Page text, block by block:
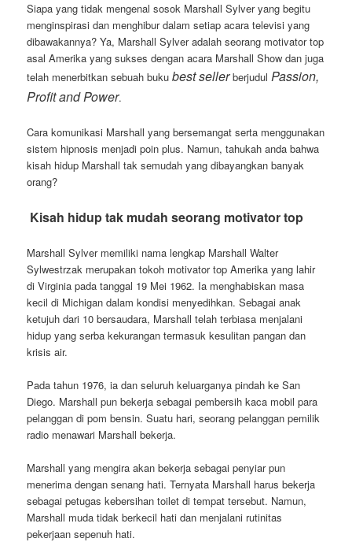
Siapa yang tidak mengenal sosok Marshall Sylver yang begitu
menginspirasi dan menghibur dalam setiap acara televisi yang
dibawakannya? Ya, Marshall Sylver adalah seorang motivator top
asal Amerika yang sukses dengan acara Marshall Show dan juga
telah menerbitkan sebuah bukubest sellerberjudulPassion,
Profit and Power.
Cara komunikasi Marshall yang bersemangat serta menggunakan
sistem hipnosis menjadi poin plus. Namun, tahukah anda bahwa
kisah hidup Marshall tak semudah yang dibayangkan banyak
orang?
Kisah hidup tak mudah seorang motivator top
Marshall Sylver memiliki nama lengkap Marshall Walter
Sylwestrzak merupakan tokoh motivator top Amerika yang lahir
di Virginia pada tanggal 19 Mei 1962. Ia menghabiskan masa
kecil di Michigan dalam kondisi menyedihkan. Sebagai anak
ketujuh dari 10 bersaudara, Marshall telah terbiasa menjalani
hidup yang serba kekurangan termasuk kesulitan pangan dan
krisis air.
Pada tahun 1976, ia dan seluruh keluarganya pindah ke San
Diego. Marshall pun bekerja sebagai pembersih kaca mobil para
pelanggan di pom bensin. Suatu hari, seorang pelanggan pemilik
radio menawari Marshall bekerja.
Marshall yang mengira akan bekerja sebagai penyiar pun
menerima dengan senang hati. Ternyata Marshall harus bekerja
sebagai petugas kebersihan toilet di tempat tersebut. Namun,
Marshall muda tidak berkecil hati dan menjalani rutinitas
pekerjaan sepenuh hati.